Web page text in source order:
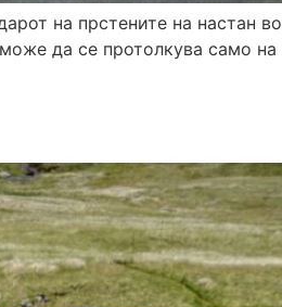
на прстените на настан во
да се протолкува само на